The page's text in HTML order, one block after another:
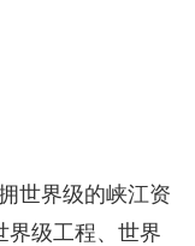
世界级的峡江资
界级工程、世界